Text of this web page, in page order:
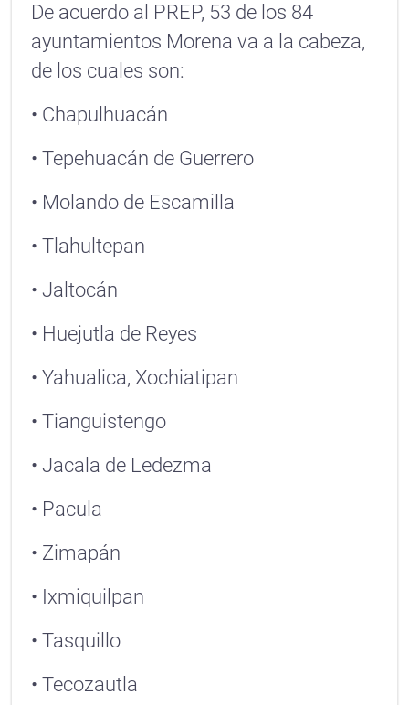
De acuerdo al PREP, 53 de los 84
ayuntamientos Morena va a la cabeza,
de los cuales son:
• Chapulhuacán
• Tepehuacán de Guerrero
• Molando de Escamilla
• Tlahultepan
• Jaltocán
• Huejutla de Reyes
• Yahualica, Xochiatipan
• Tianguistengo
• Jacala de Ledezma
• Pacula
• Zimapán
• Ixmiquilpan
• Tasquillo
• Tecozautla